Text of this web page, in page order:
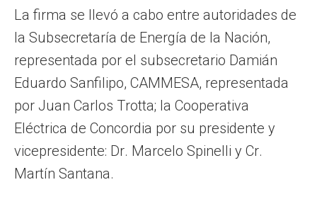
La firma se llevó a cabo entre autoridades de
la Subsecretaría de Energía de la Nación,
representada por el subsecretario Damián
Eduardo Sanfilipo, CAMMESA, representada
por Juan Carlos Trotta; la Cooperativa
Eléctrica de Concordia por su presidente y
vicepresidente: Dr. Marcelo Spinelli y Cr.
Martín Santana.